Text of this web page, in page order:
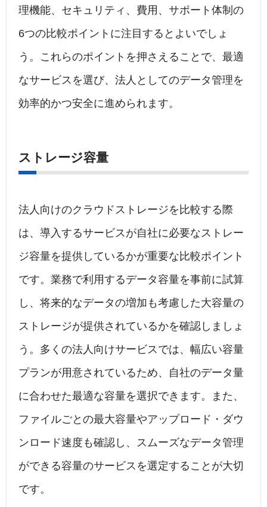
理機能、セキュリティ、費用、サポート体制の
6つの比較ポイントに注目するとよいでしょ
う。これらのポイントを押さえることで、最適
なサービスを選び、法人としてのデータ管理を
効率的かつ安全に進められます。
ストレージ容量
法人向けのクラウドストレージを比較する際
は、導入するサービスが自社に必要なストレー
ジ容量を提供しているかが重要な比較ポイント
です。業務で利用するデータ容量を事前に試算
し、将来的なデータの増加も考慮した大容量の
ストレージが提供されているかを確認しましょ
う。多くの法人向けサービスでは、幅広い容量
プランが用意されているため、自社のデータ量
に合わせた最適な容量を選択できます。また、
ファイルごとの最大容量やアップロード・ダウ
ンロード速度も確認し、スムーズなデータ管理
ができる容量のサービスを選定することが大切
です。